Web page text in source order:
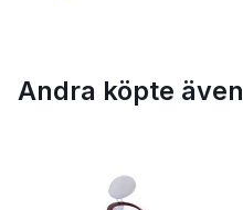
Andra köpte även